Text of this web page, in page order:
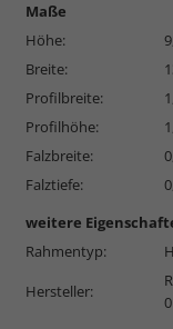
Maße
Höhe:
Breite:
Profilbreite:
Profilhöhe:
Falzbreite:
Falztiefe:
weitere
Rahmentyp:
Hersteller: